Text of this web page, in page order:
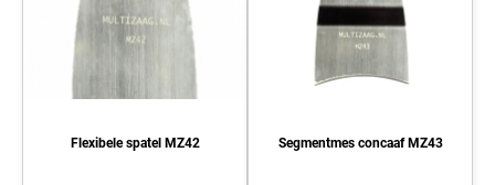
Flexibele spatel MZ42 Segmentmes concaaf MZ43